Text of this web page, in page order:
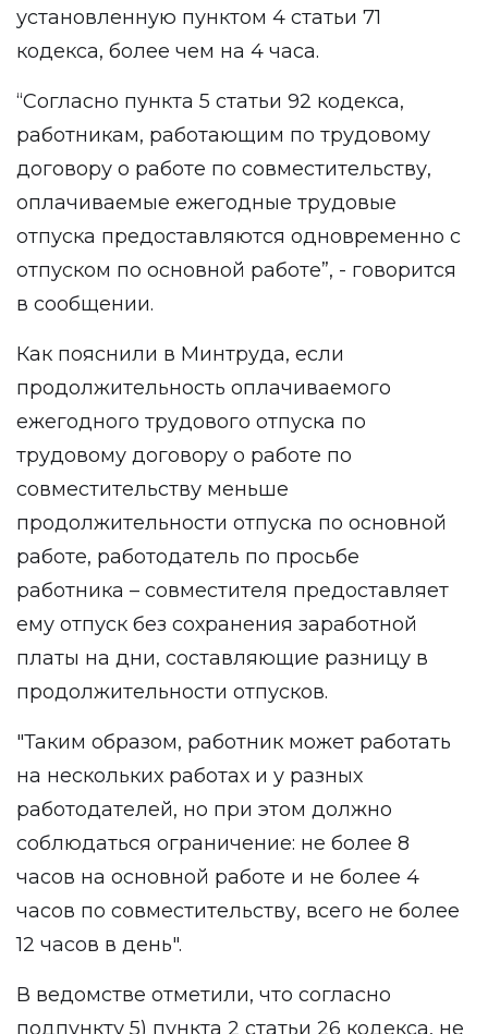
установленную пунктом 4 статьи 71
кодекса, более чем на 4 часа.
“Согласно пункта 5 статьи 92 кодекса,
работникам, работающим по трудовому
договору о работе по совместительству,
оплачиваемые ежегодные трудовые
отпуска предоставляются одновременно с
отпуском по основной работе”, - говорится
в сообщении.
Как пояснили в Минтруда, если
продолжительность оплачиваемого
ежегодного трудового отпуска по
трудовому договору о работе по
совместительству меньше
продолжительности отпуска по основной
работе, работодатель по просьбе
работника – совместителя предоставляет
ему отпуск без сохранения заработной
платы на дни, составляющие разницу в
продолжительности отпусков.
"Таким образом, работник может работать
на нескольких работах и у разных
работодателей, но при этом должно
соблюдаться ограничение: не более 8
часов на основной работе и не более 4
часов по совместительству, всего не более
12 часов в день".
В ведомстве отметили, что согласно
подпункту 5) пункта 2 статьи 26 кодекса, не